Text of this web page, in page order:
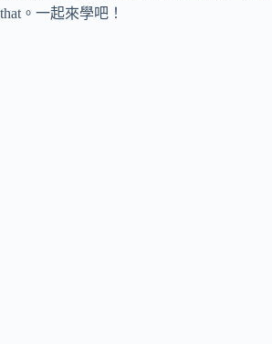
that。一起來學吧！